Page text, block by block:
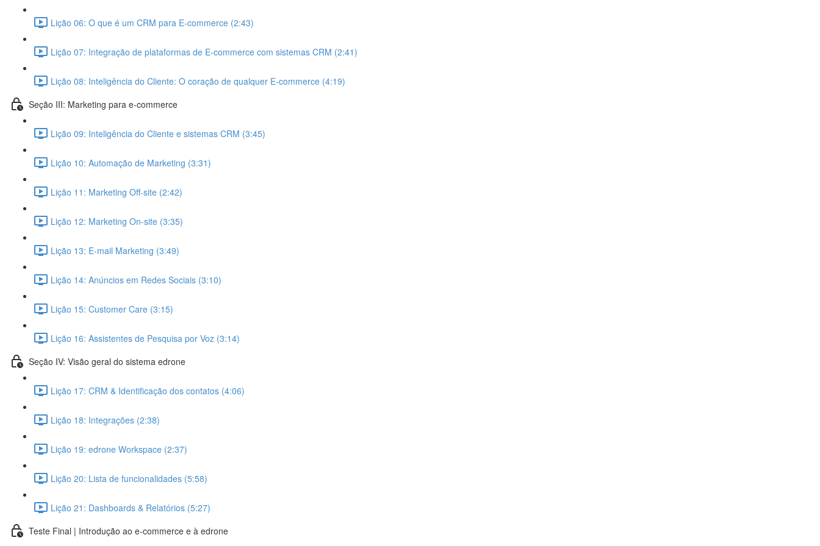
Lição 06: O que é um CRM para E-commerce (2:43)
Lição 07: Integração de plataformas de E-commerce com sistemas CRM (2:41)
Lição 08: Inteligência do Cliente: O coração de qualquer E-commerce (4:19)
Seção III: Marketing para e-commerce
Lição 09: Inteligência do Cliente e sistemas CRM (3:45)
Lição 10: Automação de Marketing (3:31)
Lição 11: Marketing Off-site (2:42)
Lição 12: Marketing On-site (3:35)
Lição 13: E-mail Marketing (3:49)
Lição 14: Anúncios em Redes Sociais (3:10)
Lição 15: Customer Care (3:15)
Lição 16: Assistentes de Pesquisa por Voz (3:14)
Seção IV: Visão geral do sistema edrone
Lição 17: CRM & Identificação dos contatos (4:06)
Lição 18: Integrações (2:38)
Lição 19: edrone Workspace (2:37)
Lição 20: Lista de funcionalidades (5:58)
Lição 21: Dashboards & Relatórios (5:27)
Teste Final | Introdução ao e-commerce e à edrone